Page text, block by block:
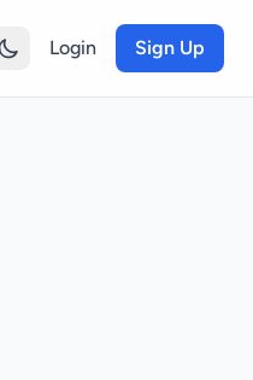
Login Sign Up